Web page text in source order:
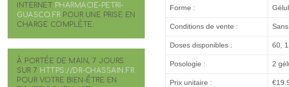
INTERNET PHARMACIE-PETRI-
GUASCO.FRPOUR UNE PRISE EN
CHARGE COMPLÈTE.
À PORTÉE DE MAIN, 7 JOURS
SUR 7 HTTPS://DR-CHASSAIN.FR
POUR VOTRE BIEN-ÊTRE EN
Forme :
Conditions de vente :
Doses disponibles : 60,
Posologie : 2
Prix unitaire :